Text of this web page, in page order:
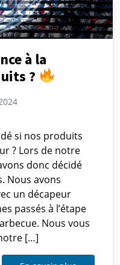
à la
?
si nos produits
? Lors de notre
donc décidé
Nous avons
un décapeur
passés à l’étape
Nous vous
[…]